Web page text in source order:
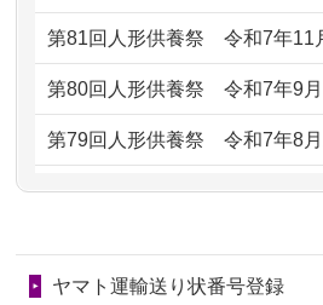
2026/06/29ガラスケースのまま
子どもの頃、妹と
ました。お...
ので、お願...
供養が終わったお
るのですか？
しょうか？
第81回人形供養祭令和7年11
第80回人形供養祭令和7年9
第79回人形供養祭令和7年8
第78回人形供養祭令和7年6
第76回人形供養祭令和7年2月
ヤマト運輸送り状番号登録